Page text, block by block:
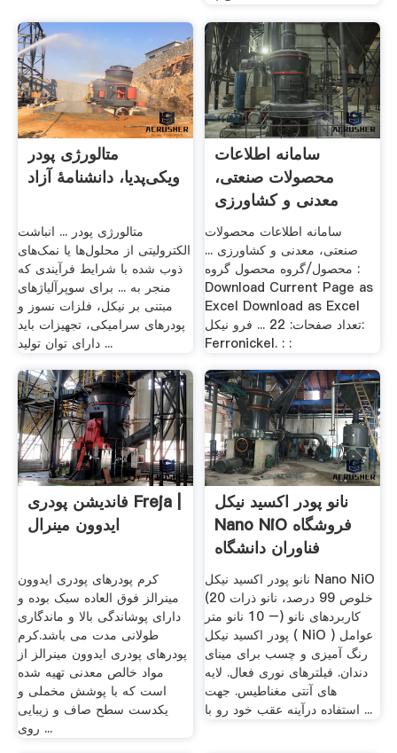
متالورژی پودر
ویکی‌پدیا، دانشنامهٔ آزاد
متالورژی پودر ... انباشت
الکترولیتی از محلول‌ها یا نمک‌های
ذوب شده با شرایط فرآیندی که
منجر به ... برای سوپرآلیاژهای
مبتنی بر نیکل، فلزات نسوز و
پودرهای سرامیکی، تجهیزات باید
دارای توان تولید ...
سامانه اطلاعات
محصولات صنعتی،
معدنی و کشاورزی
سامانه اطلاعات محصولات
صنعتی، معدنی و کشاورزی ...
محصول/گروه محصول گروه :
Download Current Page as
Excel Download as Excel
تعداد صفحات: 22 ... فرو نیکل:
Ferronickel. : :
فاندیشن پودری Freja |
ایدوون مینرال
کرم پودرهای پودری ایدوون
مینرالز فوق العاده سبک بوده و
دارای پوشاندگی بالا و ماندگاری
طولانی مدت می باشد.کرم
پودرهای پودری ایدوون مینرالز از
مواد خالص معدنی تهیه شده
است که با پوشش مخملی و
یکدست سطح صاف و زیبایی
روی ...
نانو پودر اکسید نیکل
Nano NiO فروشگاه
فناوران دانشگاه
نانو پودر اکسید نیکل Nano NiO
(خلوص 99 درصد، نانو ذرات 20
– 10 نانو متر) کاربردهای نانو
پودر اکسید نیکل ( NiO ) عوامل
رنگ آمیزی و چسب برای مینای
دندان. فیلترهای نوری فعال. لایه
های آنتی مغناطیس. جهت
استفاده درآینه عقب خود رو با ...